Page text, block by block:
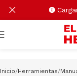
Inicio Herramientas